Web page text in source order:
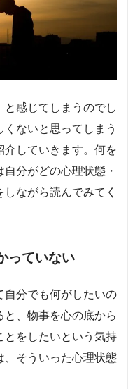
と感じてしまうのでし
ないと思ってしまう
介していきます。何を
分がどの心理状態・
ながら読んでみてく
っていない
自分でも何がしたいの
、物事を心の底から
とをしたいという気持
、そういった心理状態